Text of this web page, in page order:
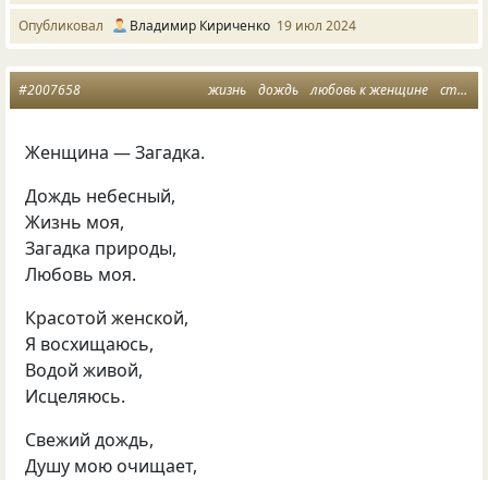
Опубликовал Владимир Кириченко 19 июл 2024
жизнь дождь любовь к женщине стихи о любви
#2007658
Женщина — Загадка.
Дождь небесный,
Жизнь моя,
Загадка природы,
Любовь моя.
Красотой женской,
Я восхищаюсь,
Водой живой,
Исцеляюсь.
Свежий дождь,
Душу мою очищает,